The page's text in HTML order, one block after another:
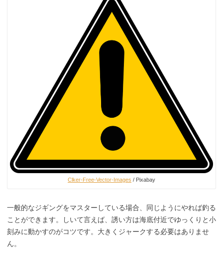
Clker-Free-Vector-Images / Pixabay
一般的なジギングをマスターしている場合、同じようにやれば釣る
ことができます。しいて言えば、誘い方は海底付近でゆっくりと小
刻みに動かすのがコツです。大きくジャークする必要はありませ
ん。